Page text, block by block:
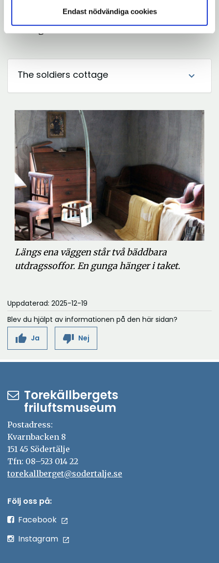
Endast nödvändiga cookies
In English
The soldiers cottage expand_more
Längs ena väggen står två bäddbara
utdragssoffor. En gunga hänger i taket.
Uppdaterad: 2025-12-19
Blev du hjälpt av informationen på den här sidan?
thumb_up Ja thumb_down Nej
Torekällbergets
friluftsmuseum
Postadress:
Kvarnbacken 8
151 45 Södertälje
Tfn: 08–523 014 22
torekallberget@sodertalje.se
Följ oss på:
Facebook
Instagram